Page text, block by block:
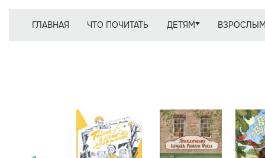
ГЛАВНАЯ ЧТО ПОЧИТАТЬ ДЕТЯМ